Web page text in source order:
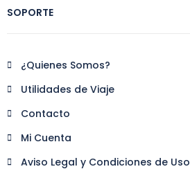
SOPORTE
¿Quienes Somos?
Utilidades de Viaje
Contacto
Mi Cuenta
Aviso Legal y Condiciones de Uso